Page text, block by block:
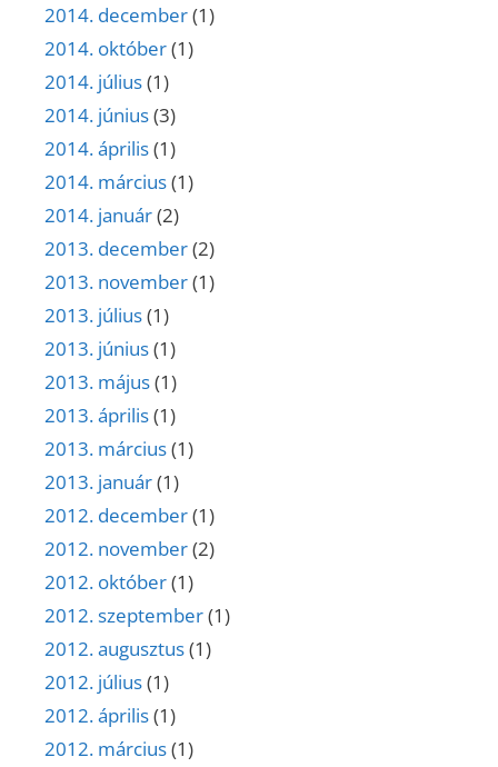
2014. december(1)
2014. október(1)
2014. július(1)
2014. június(3)
2014. április(1)
2014. március(1)
2014. január(2)
2013. december(2)
2013. november(1)
2013. július(1)
2013. június(1)
2013. május(1)
2013. április(1)
2013. március(1)
2013. január(1)
2012. december(1)
2012. november(2)
2012. október(1)
2012. szeptember(1)
2012. augusztus(1)
2012. július(1)
2012. április(1)
2012. március(1)